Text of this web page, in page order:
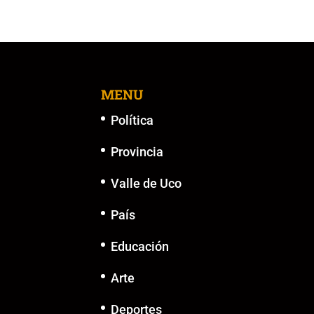
MENU
Política
Provincia
Valle de Uco
País
Educación
Arte
Deportes